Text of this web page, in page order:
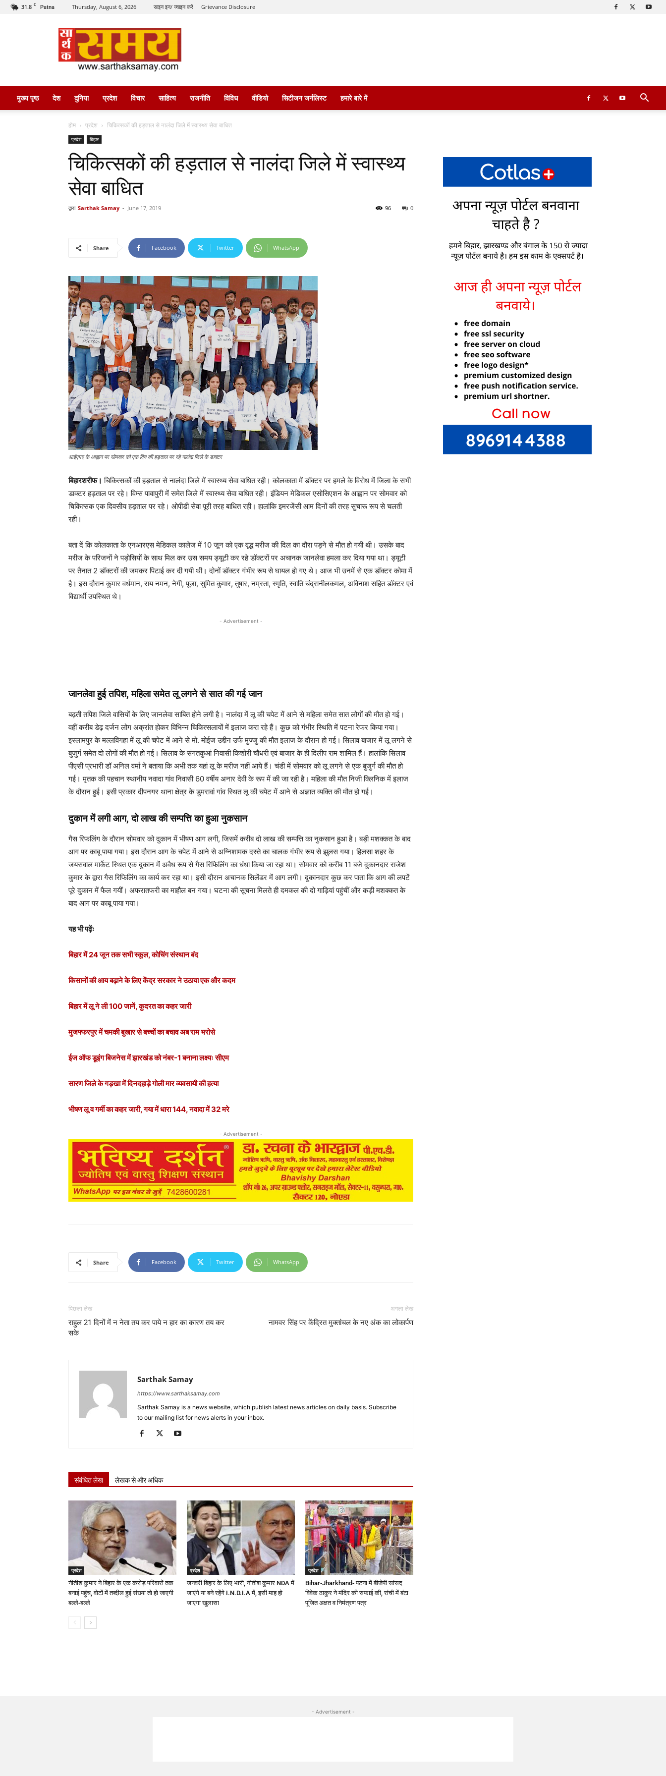
31.8 C Patna Thursday, August 6, 2026 साइन इन/ ज्वाइन करें Grievance Disclosure
सार्थक
समय
मुख्य पृष्ठ देश दुनिया प्रदेश विचार साहित्य राजनीति विविध वीडियो सिटीजन जर्नलिस्ट हमारे बारे में
होम प्रदेश चिकित्सकों की हड़ताल से नालंदा जिले में स्वास्थ्य सेवा बाधित
प्रदेश बिहार
चिकित्सकों की हड़ताल से नालंदा जिले में स्वास्थ्य
सेवा बाधित
द्वारा Sarthak Samay - June 17, 2019 0
96
Share Facebook Twitter WhatsApp
आईएमए के आह्वान पर सोमवार को एक दिन की हड़ताल पर रहे नालंदा जिले के डाक्टर
बिहारशरीफ। चिकित्सकों की हड़ताल से नालंदा जिले में स्वास्थ्य सेवा बाधित रही। कोलकाता में डॉक्टर पर हमले के विरोध में जिला के सभी
डाक्टर हड़ताल पर रहे। विम्स पावापुरी में समेत जिले में स्वास्थ्य सेवा बाधित रही। इंडियन मेडिकल एसोसिएशन के आह्वान पर सोमवार को
चिकित्सक एक दिवसीय हड़ताल पर रहे। ओपीडी सेवा पूरी तरह बाधित रही। हालांकि इमरजेंसी आम दिनों की तरह सुचारू रूप से चलती
रही।
बता दें कि कोलकाता के एनआरएस मेडिकल कालेज में 10 जून को एक वृद्ध मरीज की दिल का दौरा पड़ने से मौत हो गयी थी। उसके बाद
मरीज के परिजनों ने पड़ोसियों के साथ मिल कर उस समय ड्यूटी कर रहे डॉक्टरों पर अचानक जानलेवा हमला कर दिया गया था। ड्यूटी
पर तैनात 2 डॉक्टरों की जमकर पिटाई कर दी गयी थी। दोनों डॉक्टर गंभीर रूप से घायल हो गए थे। आज भी उनमें से एक डॉक्टर कोमा में
है। इस दौरान कुमार वर्धमान, राय नमन, नेगी, पूजा, सुमित कुमार, तुषार, नम्रता, स्मृति, स्वाति चंद्रानीलकमल, अविनाश सहित डॉक्टर एवं
विद्यार्थी उपस्थित थे।
- Advertisement -
जानलेवा हुई तपिश,महिला समेत लू लगने से सात की गई जान
बढ़ती तपिश जिले वासियों के लिए जानलेवा साबित होने लगी है। नालंदा में लू की चपेट में आने से महिला समेत सात लोगों की मौत हो गई।
वहीं करीब डेढ़ दर्जन लोग अक्रांत होकर विभिन्न चिकित्सलायों में इलाज करा रहे हैं। कुछ को गंभीर स्थिति में पटना रेफर किया गया।
इस्लामपुर के मल्लविगहा में लू की चपेट में आने से मो. मोईज उद्दीन उर्फ मुज्जु की मौत इलाज के दौरान हो गई। सिलाव बाजार में लू लगने से
बुजुर्ग समेत दो लोगों की मौत हो गई। सिलाव के संगतकुआं निवासी किशोरी चौधरी एवं बाजार के ही दिलीप राम शामिल हैं। हालांकि सिलाव
पीएसी प्रभारी डॉ अनिल वर्मा ने बताया कि अभी तक यहां लू के मरीज नहीं आये हैं। चंडी में सोमवार को लू लगने से एक बुजुर्ग की मौत हो
गई। मृतक की पहचान स्थानीय नवादा गांव निवासी 60 वर्षीय अनार देवी के रूप में की जा रही है। महिला की मौत निजी क्लिनिक में इलाज
के दौरान हुई। इसी प्रकार दीपनगर थाना क्षेत्र के डुमरावां गांव स्थित लू की चपेट में आने से अज्ञात व्यक्ति की मौत हो गई।
दुकान में लगी आग,दो लाख की सम्पत्ति का हुआ नुकसान
गैस रिफलिंग के दौरान सोमवार को दुकान में भीषण आग लगी, जिसमें करीब दो लाख की सम्पत्ति का नुकसान हुआ है। बड़ी मशक्कत के बाद
आग पर काबू पाया गया। इस दौरान आग के चपेट में आने से अग्निशामक दस्ते का चालक गंभीर रूप से झुलस गया। हिलसा शहर के
जयसवाल मार्केट स्थित एक दुकान में अवैध रूप से गैस रिफिलिंग का धंधा किया जा रहा था। सोमवार को करीब 11 बजे दुकानदार राजेश
कुमार के द्वारा गैस रिफिलिंग का कार्य कर रहा था। इसी दौरान अचानक सिलेंडर में आग लगी। दुकानदार कुछ कर पाता कि आग की लपटें
पूरे दुकान में फैल गयीं। अफरातफरी का माहौल बन गया। घटना की सूचना मिलते ही दमकल की दो गाड़ियां पहुंचीं और कड़ी मशक्कत के
बाद आग पर काबू पाया गया।
यह भी पढ़ेंः
बिहार में 24 जून तक सभी स्कूल, कोचिंग संस्थान बंद
किसानों की आय बढ़ाने के लिए केंद्र सरकार ने उठाया एक और कदम
बिहार में लू ने ली 100 जानें, कुदरत का कहर जारी
मुजफ्फरपुर में चमकी बुखार से बच्चों का बचाव अब राम भरोसे
ईज ऑफ डूइंग बिजनेस में झारखंड को नंबर-1 बनाना लक्ष्यः सीएम
सारण जिले के गड़खा में दिनदहाड़े गोली मार व्यवसायी की हत्या
भीषण लू व गर्मी का कहर जारी, गया में धारा 144, नवादा में 32 मरे
- Advertisement -
Share Facebook Twitter WhatsApp
पिछला लेख
राहुल 21 दिनों में न नेता तय कर पाये न हार का कारण तय कर
सके
अगला लेख
नामवर सिंह पर केंद्रित मुक्तांचल के नए अंक का लोकार्पण
Sarthak Samay
https://www.sarthaksamay.com
Sarthak Samay is a news website, which publish latest news articles on daily basis. Subscribe
to our mailing list for news alerts in your inbox.
संबंधित लेख लेखक से और अधिक
प्रदेश
नीतीश कुमार ने बिहार के एक करोड़ परिवारों तक
बनाई पहुंच, वोटों में तब्दील हुई संख्या तो हो जाएगी
बल्ले-बल्ले
प्रदेश
जनवरी बिहार के लिए भारी, नीतीश कुमार NDA में
जाएंगे या बने रहेंगे I.N.D.I.A में, इसी माह हो
जाएगा खुलासा
प्रदेश
Bihar-Jharkhand- पटना में बीजेपी सांसद
विवेक ठाकुर ने मंदिर की सफाई की, रांची में बंटा
पूजित अक्षत व निमंत्रण पत्र
- Advertisement -